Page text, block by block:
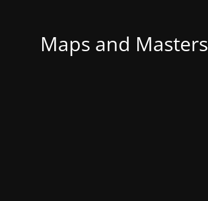
Maps and Masters